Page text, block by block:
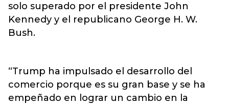
solo superado por el presidente John
Kennedy y el republicano George H. W.
Bush.
“Trump ha impulsado el desarrollo del
comercio porque es su gran base y se ha
empeñado en lograr un cambio en la